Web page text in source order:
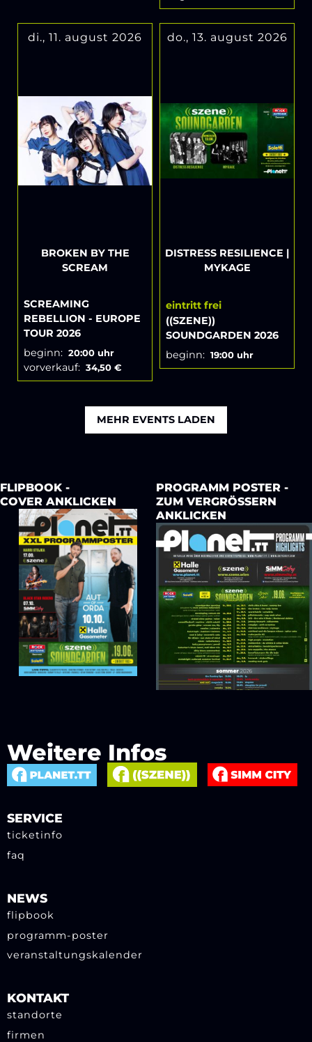
di., 11. august 2026
BROKEN BY THE
SCREAM
SCREAMING
REBELLION - EUROPE
TOUR 2026
beginn: 20:00 uhr
vorverkauf: 34,50 €
do., 13. august 2026
DISTRESS RESILIENCE |
MYKAGE
eintritt frei
((SZENE))
SOUNDGARDEN 2026
beginn: 19:00 uhr
MEHR EVENTS LADEN
FLIPBOOK -
COVER ANKLICKEN
PROGRAMM POSTER -
ZUM VERGRÖSSERN
ANKLICKEN
Weitere Infos
SERVICE
ticketinfo
faq
NEWS
flipbook
programm-poster
veranstaltungskalender
KONTAKT
standorte
firmen